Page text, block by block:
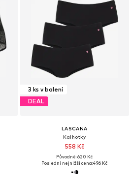
3 ks v balení
DEAL
LASCANA
Kalhotky
558 Kč
Původně: 620 Kč
Poslední nejnižší cena:496 Kč